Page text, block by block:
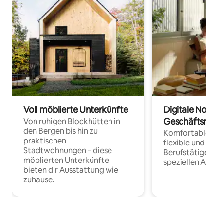
Voll möblierte Unterkünfte
Von ruhigen Blockhütten in
den Bergen bis hin zu
praktischen
Stadtwohnungen – diese
möblierten Unterkünfte
bieten dir Ausstattung wie
zuhause.
Digitale
Komfortable
flexible und
Berufstätige
speziellen